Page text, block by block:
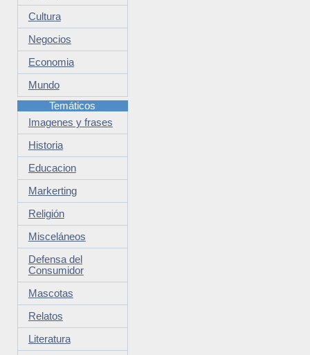
Cultura
Negocios
Economia
Mundo
Temáticos
Imagenes y frases
Historia
Educacion
Markerting
Religión
Misceláneos
Defensa del
Consumidor
Mascotas
Relatos
Literatura